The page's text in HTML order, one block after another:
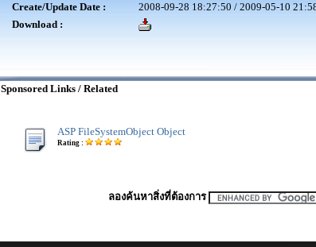
Create/Update Date :
2008-09-28 18:27:50 / 2009-05-10
Download :
Sponsored Links / Related
ASP FileSystemObject Object
Rating :
ลองค้นหาสิ่งที่ต้องการ